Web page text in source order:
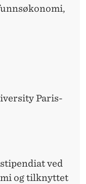
Paris-
ved
og tilknyttet